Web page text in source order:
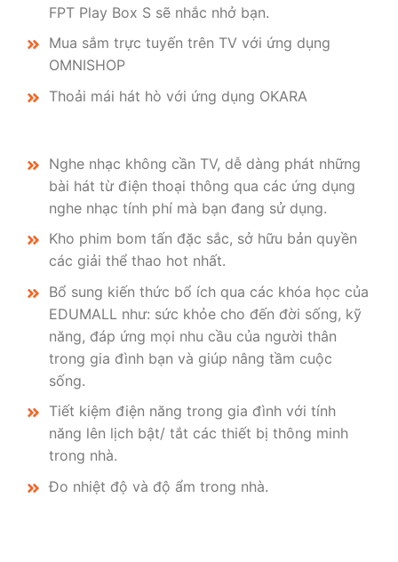
FPT Play Box S sẽ nhắc nhở bạn.
Mua sắm trực tuyến trên TV với ứng dụng
OMNISHOP
Thoải mái hát hò với ứng dụng OKARA
Nghe nhạc không cần TV, dễ dàng phát những
bài hát từ điện thoại thông qua các ứng dụng
nghe nhạc tính phí mà bạn đang sử dụng.
Kho phim bom tấn đặc sắc, sở hữu bản quyền
các giải thể thao hot nhất.
Bổ sung kiến thức bổ ích qua các khóa học của
EDUMALL như: sức khỏe cho đến đời sống, kỹ
năng, đáp ứng mọi nhu cầu của người thân
trong gia đình bạn và giúp nâng tầm cuộc
sống.
Tiết kiệm điện năng trong gia đình với tính
năng lên lịch bật/ tắt các thiết bị thông minh
trong nhà.
Đo nhiệt độ và độ ẩm trong nhà.